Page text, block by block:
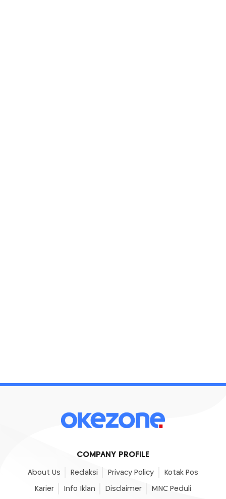
COMPANY PROFILE
About Us Redaksi Privacy Policy Kotak Pos
Karier Info Iklan Disclaimer MNC Peduli